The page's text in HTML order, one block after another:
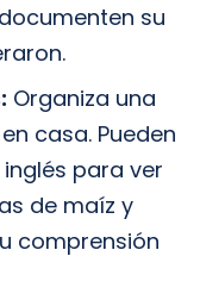
su
Organiza una
casa. Pueden
para ver
de maíz y
comprensión